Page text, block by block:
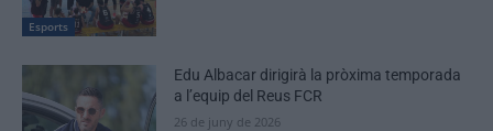
Esports
Edu Albacar dirigirà la pròxima temporada
a l’equip del Reus FCR
26 de juny de 2026